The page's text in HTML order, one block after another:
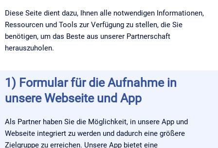
Diese Seite dient dazu, Ihnen alle notwendigen Informationen,
Ressourcen und Tools zur Verfügung zu stellen, die Sie
benötigen, um das Beste aus unserer Partnerschaft
herauszuholen.
1) Formular für die Aufnahme in
unsere Webseite und App
Als Partner haben Sie die Möglichkeit, in unsere App und
Webseite integriert zu werden und dadurch eine größere
Zielgruppe zu erreichen. Unsere App bietet eine